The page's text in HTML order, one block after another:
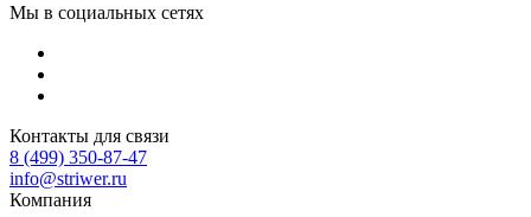
Мы в социальных сетях
Контакты для связи
8 (499) 350-87-47
info@striwer.ru
Компания